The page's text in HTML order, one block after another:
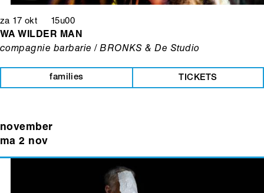
za 17 okt 15u00
WA WILDER MAN
compagnie barbarie / BRONKS & De Studio
families TICKETS
november
ma 2 nov